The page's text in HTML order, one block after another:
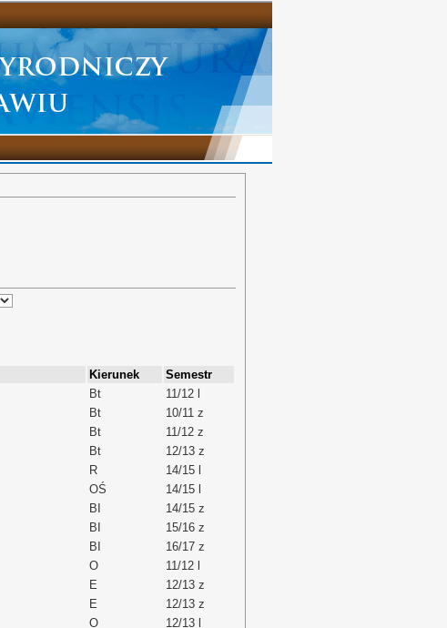
Kierunek
Semestr
Bt
11/12 l
Bt
10/11 z
Bt
11/12 z
Bt
12/13 z
R
14/15 l
OŚ
14/15 l
BI
14/15 z
BI
15/16 z
BI
16/17 z
O
11/12 l
E
12/13 z
E
12/13 z
O
12/13 l